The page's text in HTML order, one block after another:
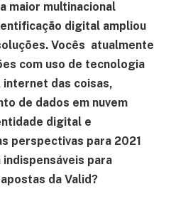
maior multinacional
digital ampliou
Vocês atualmente
com uso de tecnologia
das coisas,
de dados em nuvem
digital e
perspectivas para 2021
para
da Valid?